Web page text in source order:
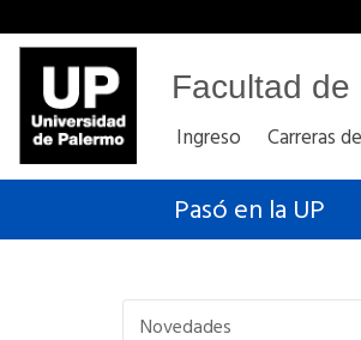
Facultad
Ingreso Carreras
Pasó en la UP
Novedades